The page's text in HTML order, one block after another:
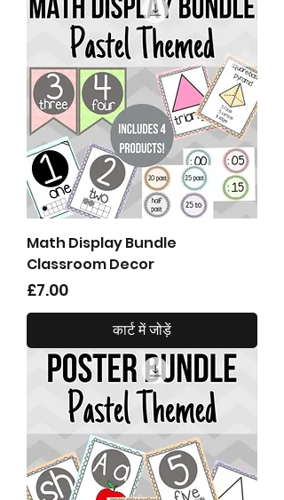
Math Display Bundle
Classroom Decor
मूल्य
£7.00
कार्ट में जोड़ें